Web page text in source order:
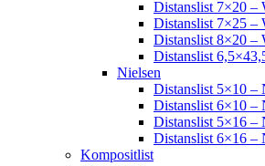
Distanslist 7×20 –
Distanslist 7×25 –
Distanslist 8×20 –
Distanslist
Nielsen
Distanslist 5×10 –
Distanslist 6×10 –
Distanslist 5×16 –
Distanslist 6×16 –
Kompositlist